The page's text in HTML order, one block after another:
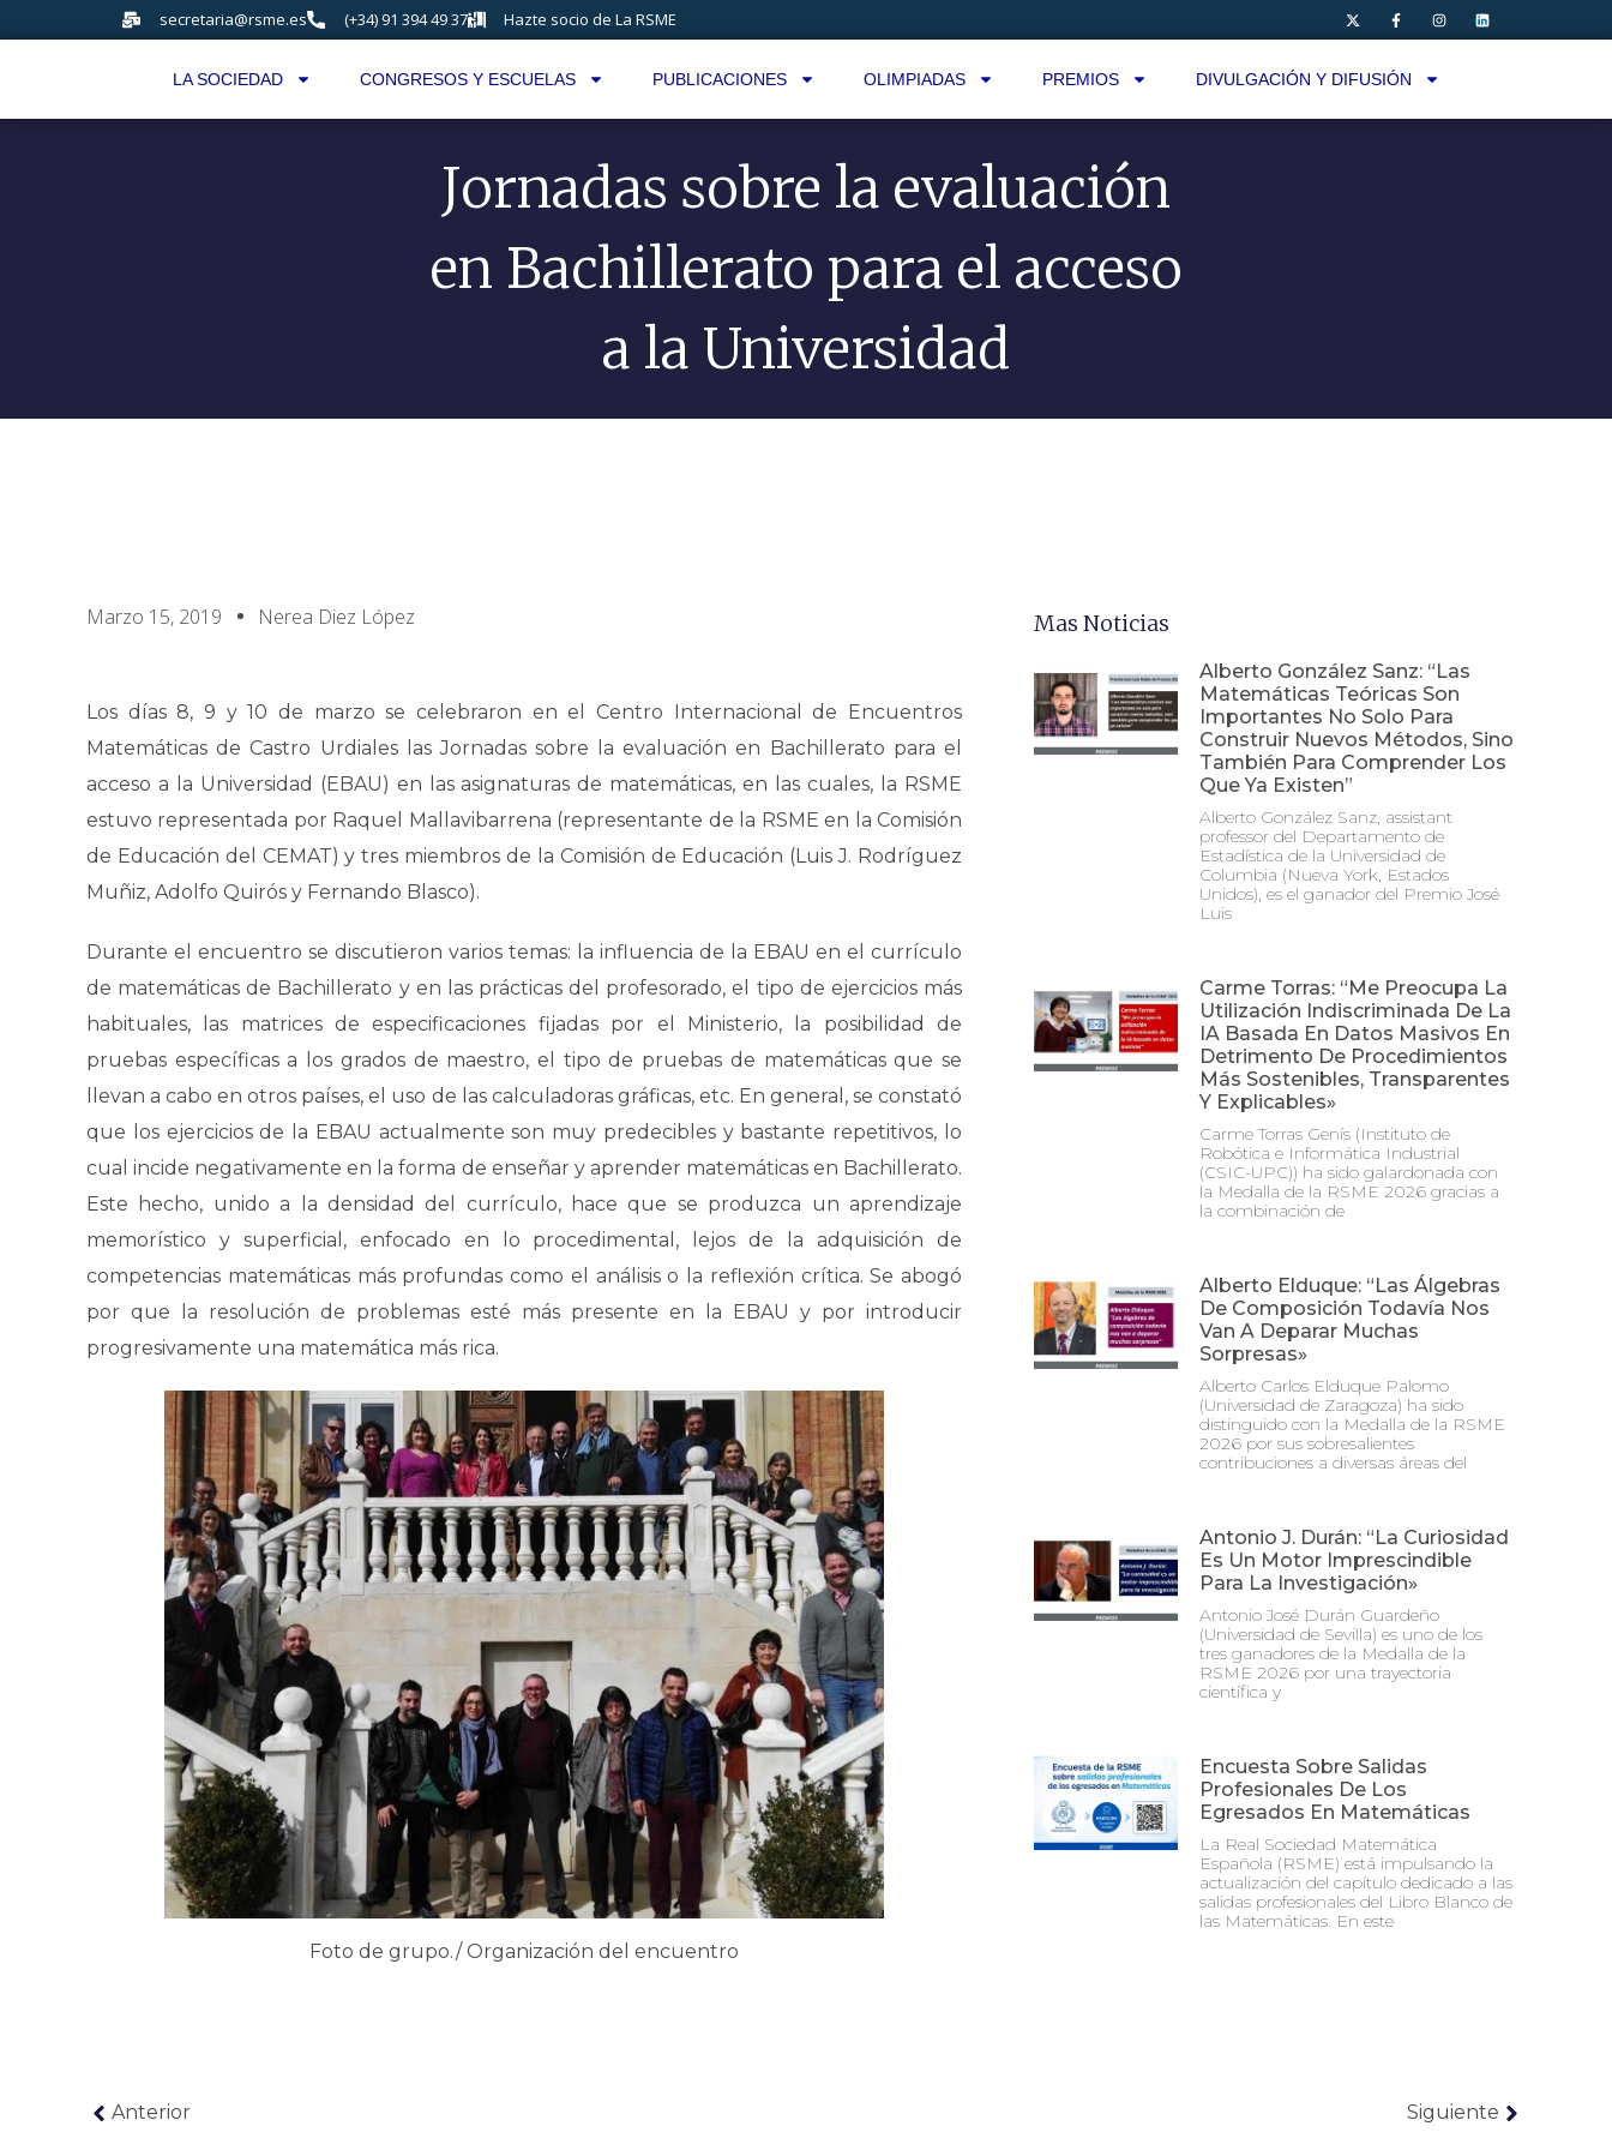
secretaria@rsme.es (+34) 91 394 49 37 Hazte socio de La RSME
LA SOCIEDAD CONGRESOS Y ESCUELAS PUBLICACIONES OLIMPIADAS PREMIOS DIVULGACIÓN Y DIFUSIÓN
Jornadas sobre la evaluación
en Bachillerato para el acceso
a la Universidad
Marzo 15, 2019 Nerea Diez López
Los días 8, 9 y 10 de marzo se celebraron en el Centro Internacional de Encuentros
Matemáticas de Castro Urdiales las Jornadas sobre la evaluación en Bachillerato para el
acceso a la Universidad (EBAU) en las asignaturas de matemáticas, en las cuales, la RSME
estuvo representada por Raquel Mallavibarrena (representante de la RSME en la Comisión
de Educación del CEMAT) y tres miembros de la Comisión de Educación (Luis J. Rodríguez
Muñiz, Adolfo Quirós y Fernando Blasco).
Durante el encuentro se discutieron varios temas: la influencia de la EBAU en el currículo
de matemáticas de Bachillerato y en las prácticas del profesorado, el tipo de ejercicios más
habituales, las matrices de especificaciones fijadas por el Ministerio, la posibilidad de
pruebas específicas a los grados de maestro, el tipo de pruebas de matemáticas que se
llevan a cabo en otros países, el uso de las calculadoras gráficas, etc. En general, se constató
que los ejercicios de la EBAU actualmente son muy predecibles y bastante repetitivos, lo
cual incide negativamente en la forma de enseñar y aprender matemáticas en Bachillerato.
Este hecho, unido a la densidad del currículo, hace que se produzca un aprendizaje
memorístico y superficial, enfocado en lo procedimental, lejos de la adquisición de
competencias matemáticas más profundas como el análisis o la reflexión crítica. Se abogó
por que la resolución de problemas esté más presente en la EBAU y por introducir
progresivamente una matemática más rica.
Foto de grupo./ Organización del encuentro
Mas Noticias
Alberto González Sanz: “Las
Matemáticas Teóricas Son
Importantes No Solo Para
Construir Nuevos Métodos, Sino
También Para Comprender Los
Que Ya Existen”
Alberto González Sanz, assistant
professor del Departamento de
Estadística de la Universidad de
Columbia (Nueva York, Estados
Unidos), es el ganador del Premio José
Luis
Carme Torras: “Me Preocupa La
Utilización Indiscriminada De La
IA Basada En Datos Masivos En
Detrimento De Procedimientos
Más Sostenibles, Transparentes
Y Explicables»
Carme Torras Genís (Instituto de
Robótica e Informática Industrial
(CSIC-UPC)) ha sido galardonada con
la Medalla de la RSME 2026 gracias a
la combinación de
Alberto Elduque: “Las Álgebras
De Composición Todavía Nos
Van A Deparar Muchas
Sorpresas»
Alberto Carlos Elduque Palomo
(Universidad de Zaragoza) ha sido
distinguido con la Medalla de la RSME
2026 por sus sobresalientes
contribuciones a diversas áreas del
Antonio J. Durán: “La Curiosidad
Es Un Motor Imprescindible
Para La Investigación»
Antonio José Durán Guardeño
(Universidad de Sevilla) es uno de los
tres ganadores de la Medalla de la
RSME 2026 por una trayectoria
científica y
Encuesta Sobre Salidas
Profesionales De Los
Egresados En Matemáticas
La Real Sociedad Matemática
Española (RSME) está impulsando la
actualización del capítulo dedicado a las
salidas profesionales del Libro Blanco de
las Matemáticas. En este
Anterior Siguiente